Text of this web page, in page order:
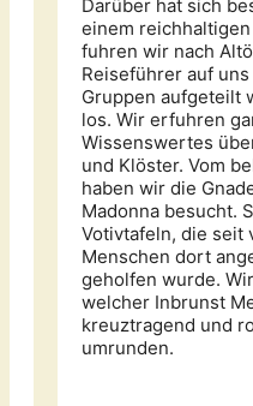
Darüber hat sich
einem
fuhren wir nach
Reiseführer auf
Gruppen aufgeteilt
los. Wir erfuhren
Wissenswertes
und Klöster. Vom
haben wir die
Madonna besucht.
Votivtafeln, die seit
Menschen dort
geholfen wurde.
welcher Inbrunst
kreuztragend und
umrunden.